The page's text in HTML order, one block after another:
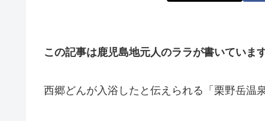
この記事は鹿児島地元人のララが書いていま
西郷どんが入浴したと伝えられる「栗野岳温